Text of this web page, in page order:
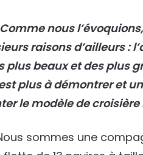
nous
raisons d’ailleurs :
plus beaux et des plus
plus à démontrer et
le modèle de croisière
sommes une